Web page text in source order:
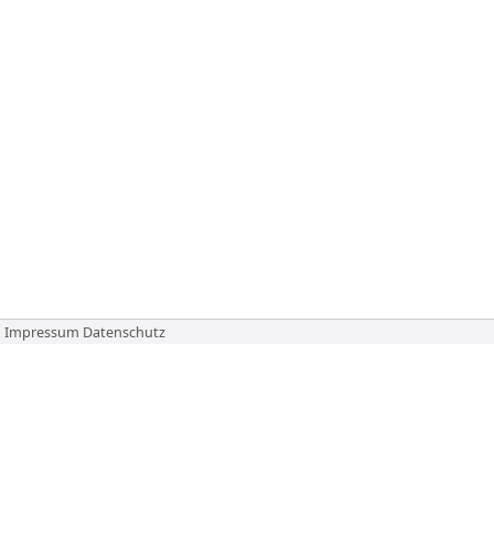
Impressum Datenschutz